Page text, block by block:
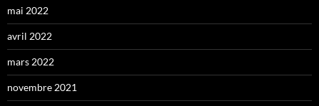
mai 2022
avril 2022
mars 2022
novembre 2021